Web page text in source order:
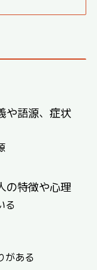
や語源、症状
の特徴や心理
る
がある